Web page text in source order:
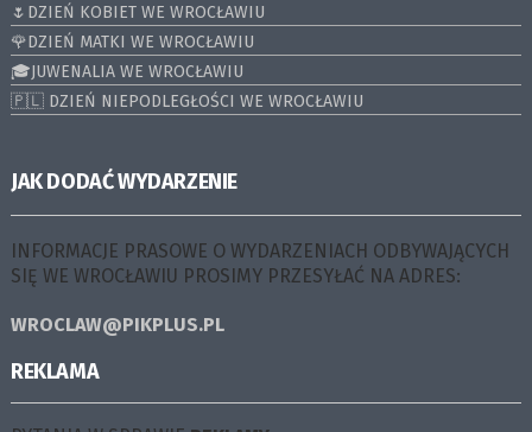
🌷DZIEŃ KOBIET WE WROCŁAWIU
🌹DZIEŃ MATKI WE WROCŁAWIU
🎓JUWENALIA WE WROCŁAWIU
🇵🇱 DZIEŃ NIEPODLEGŁOŚCI WE WROCŁAWIU
JAK DODAĆ WYDARZENIE
INFORMACJE PRASOWE O WYDARZENIACH ODBYWAJĄCYCH
SIĘ WE WROCŁAWIU PROSIMY PRZESYŁAĆ NA ADRES:
WROCLAW@PIKPLUS.PL
REKLAMA